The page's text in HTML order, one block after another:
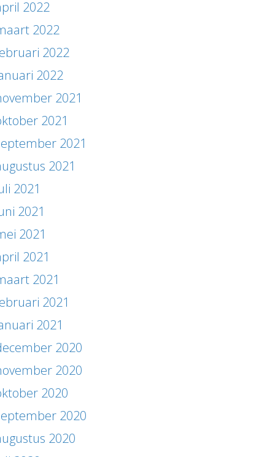
2022
2022
2022
2022
2021
2021
2021
2021
2021
2021
2021
2021
2021
2021
2021
2020
2020
2020
2020
2020